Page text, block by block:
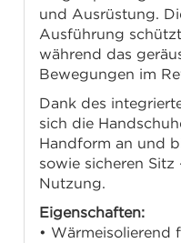
und Ausrüstung.
Ausführung
während das
Bewegungen im
Dank des
sich die
Handform an und
sowie sicheren Sitz
Nutzung.
Eigenschaften:
• Wärmeisolierend